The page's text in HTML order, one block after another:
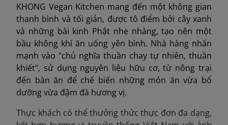
KHONG Vegan Kitchen mang đến một không gian
thanh bình và tối giản, được tô điểm bởi cây xanh
và những bài kinh Phật nhẹ nhàng, tạo nên một
bầu không khí ăn uống yên bình. Nhà hàng nhấn
mạnh vào "chủ nghĩa thuần chay tự nhiên, thuần
khiết", sử dụng nguyên liệu hữu cơ, từ nông trại
đến bàn ăn để chế biến những món ăn vừa bổ
dưỡng vừa đậm đà hương vị.
Thực khách có thể thưởng thức thực đơn đa dạng,